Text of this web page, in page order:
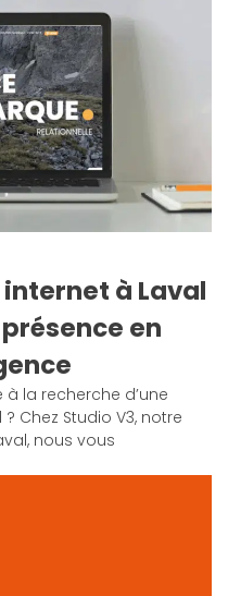
à Laval
en
la recherche d’une
Chez Studio V3, notre
nous vous